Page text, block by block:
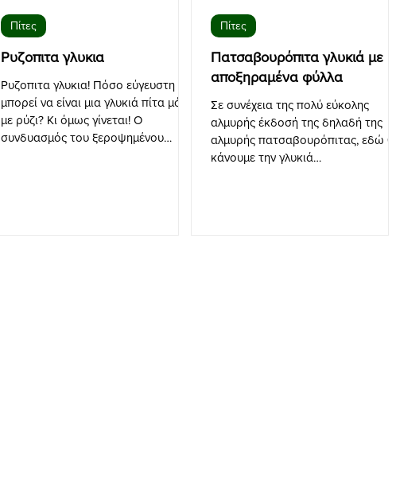
Ρυζοπιτα γλυκια
Ρυζοπιτα γλυκια! Πόσο εύγευστη
μπορεί να είναι μια γλυκιά πίτα μόνο
με ρύζι? Κι όμως γίνεται! Ο
συνδυασμός του ξεροψημένου
Πίτες
Πατσαβουρόπιτα γλυκιά με
αποξηραμένα φύλλα
Σε συνέχεια της πολύ εύκολης
αλμυρής έκδοσή της δηλαδή της
αλμυρής πατσαβουρόπιτας, εδώ θα
κάνουμε την γλυκιά
Πίτες